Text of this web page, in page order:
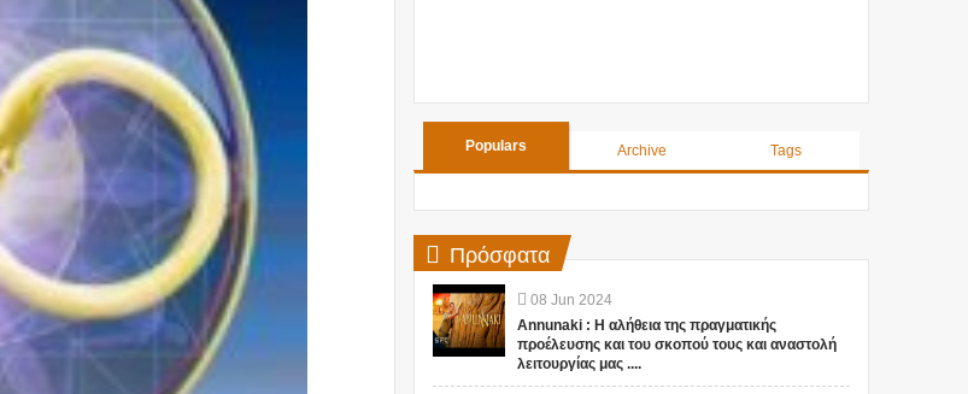
Populars Archive Tags
Πρόσφατα
08 Jun 2024
Annunaki : Η αλήθεια της πραγματικής
προέλευσης και του σκοπού τους και αναστολή
λειτουργίας μας ....